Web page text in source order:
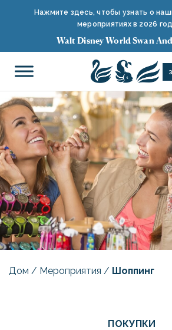
Нажмите здесь, чтобы узнать о
мероприятиях в 2026
Walt Disney World Swan
Дом / Мероприятия / Шоппинг
ПОКУПКИ